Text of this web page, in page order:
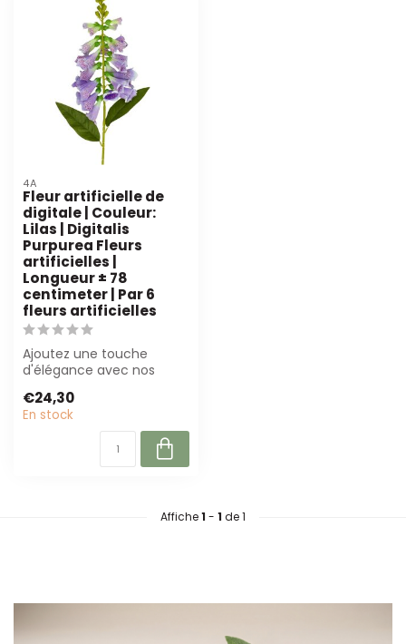
4A
Fleur artificielle de
digitale | Couleur:
Lilas | Digitalis
Purpurea Fleurs
artificielles |
Longueur ± 78
centimeter | Par 6
fleurs artificielles
Ajoutez une touche
d'élégance avec nos
digitale de coule...
€24,30
En stock
Affiche1 - 1 de 1